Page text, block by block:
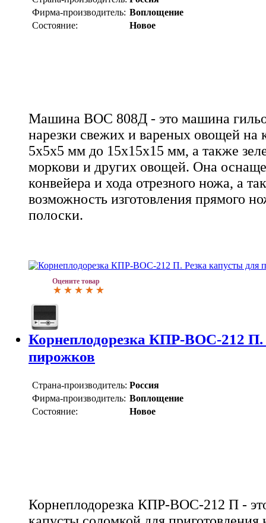
Фирма-производитель: Воплощение
Состояние:
Новое
Машина ВОС 808Д - это машина
нарезки свежих и вареных овощей на
5х5х5 мм до 15х15х15 мм, а также
моркови и других овощей. Она
конвейера и хода отрезного ножа, а
возможность изготовления прямого
полоски.
Оцените товар
Корнеплодорезка КПР-ВОС-212 П.
пирожков
Страна-производитель: Россия
Фирма-производитель: Воплощение
Состояние:
Новое
Корнеплодорезка КПР-ВОС-212 П -